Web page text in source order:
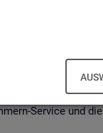
Über uns
ist Teil der
Ser­vice und